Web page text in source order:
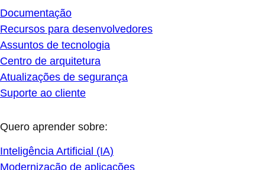
Documentação
Recursos para desenvolvedores
Assuntos de tecnologia
Centro de arquitetura
Atualizações de segurança
Suporte ao cliente
Quero aprender sobre:
Inteligência Artificial (IA)
Modernização de aplicações